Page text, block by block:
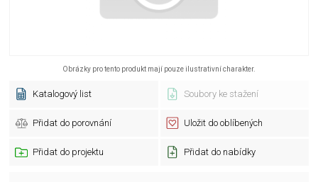
Obrázky pro tento produkt mají pouze ilustrativní charakter.
Katalogový list Soubory ke stažení
Přidat do porovnání Uložit do oblíbených
Přidat do projektu Přidat do nabídky